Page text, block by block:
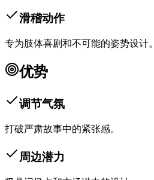
滑稽动作
专为肢体喜剧和不可能的姿势设计。
优势
调节气氛
打破严肃故事中的紧张感。
周边潜力